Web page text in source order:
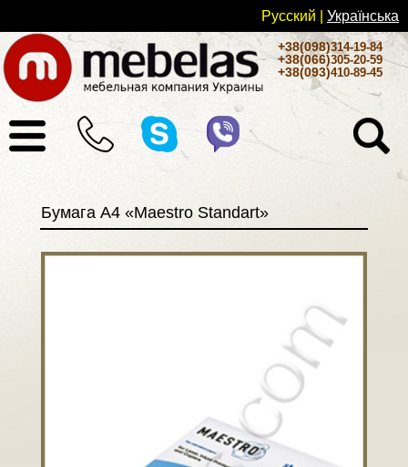
Русский Українськa
+38(098)314-19-84
+38(066)305-20-59
+38(093)410-89-45
Бумага А4 «Maestro Standart»